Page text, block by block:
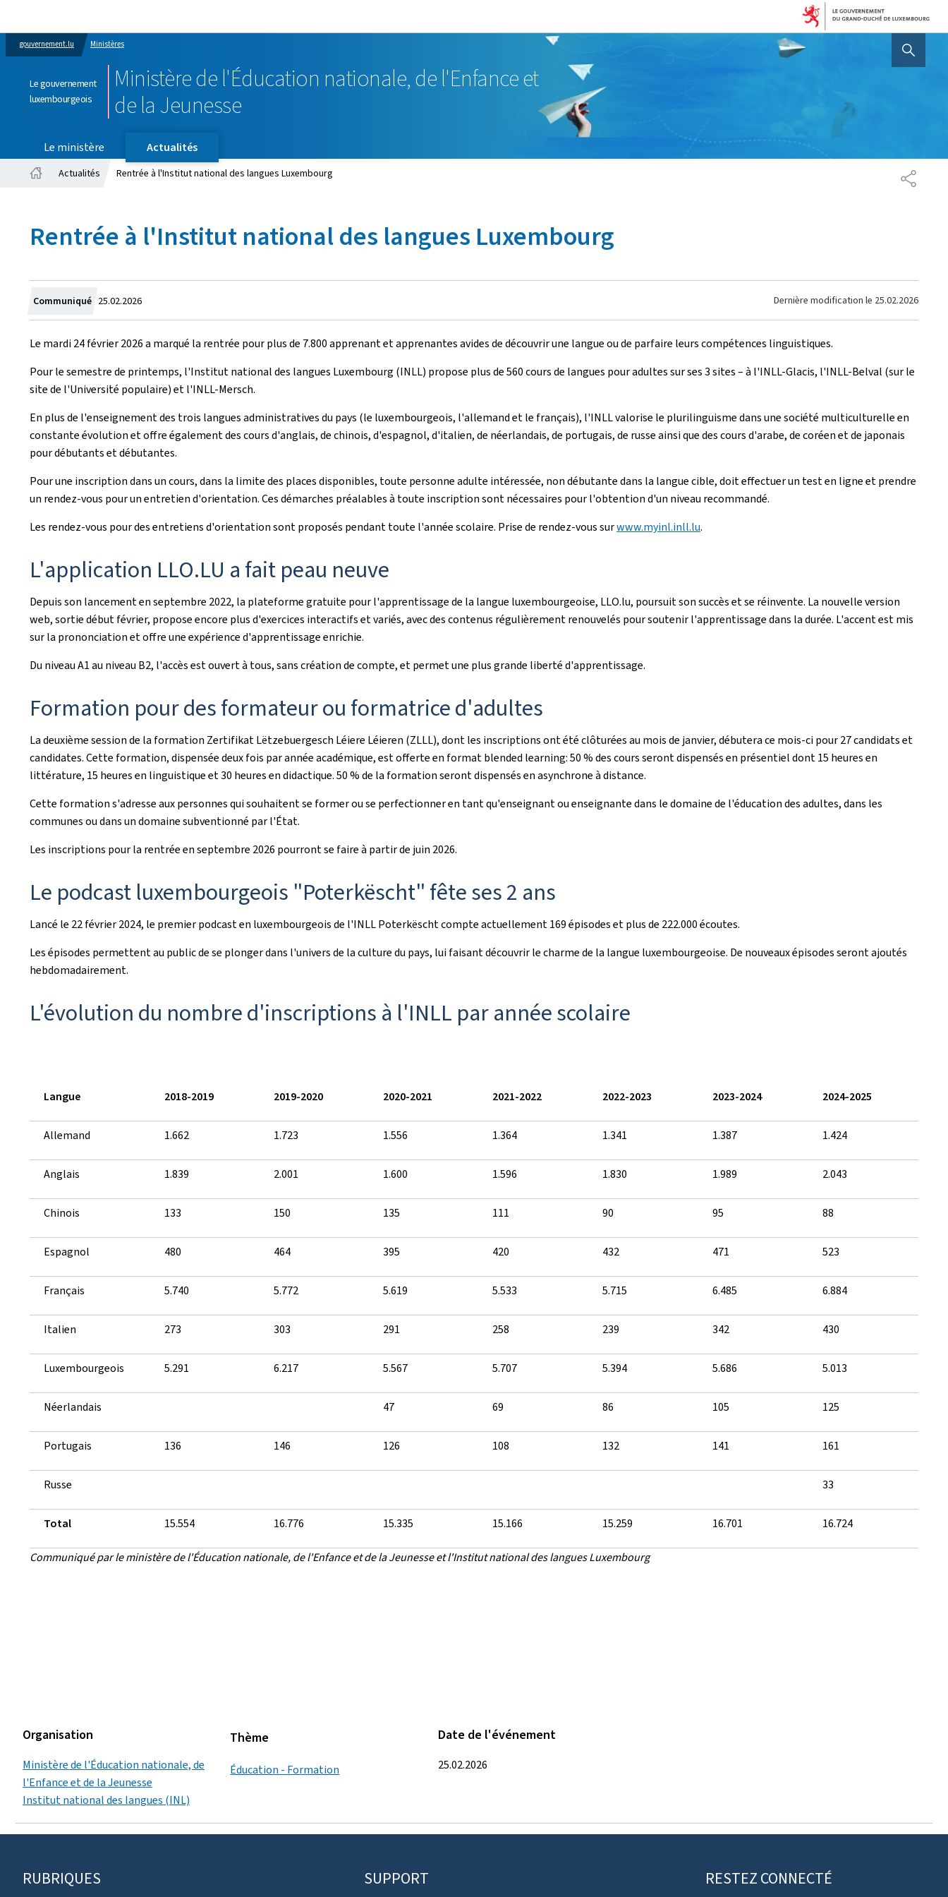
gouvernement.lu Ministères
Le gouvernement
luxembourgeois
Ministère de l'Éducation nationale, de l'Enfance et
de la Jeunesse
AFFICHER / MASQUER
Le ministère
Actualités
Actualités Rentrée à l'Institut national des langues Luxembourg
Rentrée à l'Institut national des langues Luxembourg
Communiqué Crée
le
25.02.2026 Dernière modification le 25.02.2026
Le mardi 24 février 2026 a marqué la rentrée pour plus de 7.800 apprenant et apprenantes avides de découvrir une langue ou de parfaire leurs compétences linguistiques.
Pour le semestre de printemps, l'Institut national des langues Luxembourg (INLL) propose plus de 560 cours de langues pour adultes sur ses 3 sites – à l'INLL-Glacis, l'INLL-Belval (sur le
site de l'Université populaire) et l'INLL-Mersch.
En plus de l'enseignement des trois langues administratives du pays (le luxembourgeois, l'allemand et le français), l'INLL valorise le plurilinguisme dans une société multiculturelle en
constante évolution et offre également des cours d'anglais, de chinois, d'espagnol, d'italien, de néerlandais, de portugais, de russe ainsi que des cours d'arabe, de coréen et de japonais
pour débutants et débutantes.
Pour une inscription dans un cours, dans la limite des places disponibles, toute personne adulte intéressée, non débutante dans la langue cible, doit effectuer un test en ligne et prendre
un rendez-vous pour un entretien d'orientation. Ces démarches préalables à toute inscription sont nécessaires pour l'obtention d'un niveau recommandé.
Les rendez-vous pour des entretiens d'orientation sont proposés pendant toute l'année scolaire. Prise de rendez-vous surwww.myinl.inll.lu.
L'application LLO.LU a fait peau neuve
Depuis son lancement en septembre 2022, la plateforme gratuite pour l'apprentissage de la langue luxembourgeoise, LLO.lu, poursuit son succès et se réinvente. La nouvelle version
web, sortie début février, propose encore plus d'exercices interactifs et variés, avec des contenus régulièrement renouvelés pour soutenir l'apprentissage dans la durée. L'accent est mis
sur la prononciation et offre une expérience d'apprentissage enrichie.
Du niveau A1 au niveau B2, l'accès est ouvert à tous, sans création de compte, et permet une plus grande liberté d'apprentissage.
Formation pour des formateur ou formatrice d'adultes
La deuxième session de la formation Zertifikat Lëtzebuergesch Léiere Léieren (ZLLL), dont les inscriptions ont été clôturées au mois de janvier, débutera ce mois-ci pour 27 candidats et
candidates. Cette formation, dispensée deux fois par année académique, est offerte en formatblended learning: 50 % des cours seront dispensés en présentiel dont 15 heures en
littérature, 15 heures en linguistique et 30 heures en didactique. 50 % de la formation seront dispensés en asynchrone à distance.
Cette formation s'adresse aux personnes qui souhaitent se former ou se perfectionner en tant qu'enseignant ou enseignante dans le domaine de l'éducation des adultes, dans les
communes ou dans un domaine subventionné par l'État.
Les inscriptions pour la rentrée en septembre 2026 pourront se faire à partir de juin 2026.
Le podcast luxembourgeois "Poterkëscht" fête ses 2 ans
Lancé le 22 février 2024, le premier podcast en luxembourgeois de l'INLLPoterkëschtcompte actuellement 169 épisodes et plus de 222.000 écoutes.
Les épisodes permettent au public de se plonger dans l'univers de la culture du pays, lui faisant découvrir le charme de la langue luxembourgeoise. De nouveaux épisodes seront ajoutés
hebdomadairement.
L'évolution du nombre d'inscriptions à l'INLL par année scolaire
Langue 2018-2019 2019-2020 2020-2021 2021-2022 2022-2023 2023-2024 2024-2025
Allemand 1.662 1.723 1.556 1.364 1.341 1.387 1.424
Anglais 1.839 2.001 1.600 1.596 1.830 1.989 2.043
Chinois 133 150 135 111 90 95 88
Espagnol 480 464 395 420 432 471 523
Français 5.740 5.772 5.619 5.533 5.715 6.485 6.884
Italien 273 303 291 258 239 342 430
Luxembourgeois 5.291 6.217 5.567 5.707 5.394 5.686 5.013
Néerlandais 47 69 86 105 125
Portugais 136 146 126 108 132 141 161
Russe 33
Total 15.554 16.776 15.335 15.166 15.259 16.701 16.724
Communiqué par le ministère de l'Éducation nationale, de l'Enfance et de la Jeunesse et l'Institut national des langues Luxembourg
Organisation
Ministère de l'Éducation nationale, de
l'Enfance et de la Jeunesse
Institut national des langues (INL)
Thème
Éducation - Formation
Date de l'événement
25.02.2026
Pied
RUBRIQUES SUPPORT RESTEZ CONNECTÉ